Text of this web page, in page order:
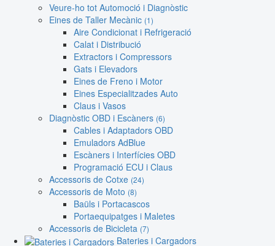
Veure-ho tot Automoció i Diagnòstic
Eines de Taller Mecànic (1)
Aire Condicionat i Refrigeració
Calat i Distribució
Extractors i Compressors
Gats i Elevadors
Eines de Freno i Motor
Eines Especialitzades Auto
Claus i Vasos
Diagnòstic OBD i Escàners (6)
Cables i Adaptadors OBD
Emuladors AdBlue
Escàners i Interfícies OBD
Programació ECU i Claus
Accessoris de Cotxe (24)
Accessoris de Moto (8)
Baüls i Portacascos
Portaequipatges i Maletes
Accessoris de Bicicleta (7)
Bateries i Cargadors